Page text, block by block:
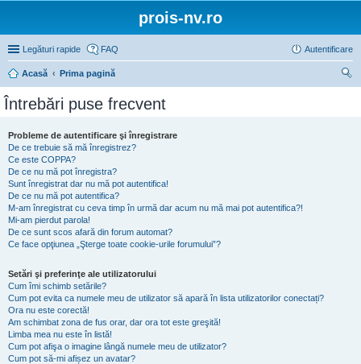
prois-nv.ro
Legături rapide FAQ Autentificare
Acasă
Prima pagină
Întrebări puse frecvent
Probleme de autentificare şi înregistrare
De ce trebuie să mă înregistrez?
Ce este COPPA?
De ce nu mă pot înregistra?
Sunt înregistrat dar nu mă pot autentifica!
De ce nu mă pot autentifica?
M-am înregistrat cu ceva timp în urmă dar acum nu mă mai pot autentifica?!
Mi-am pierdut parola!
De ce sunt scos afară din forum automat?
Ce face opţiunea „Şterge toate cookie-urile forumului”?
Setări şi preferinţe ale utilizatorului
Cum îmi schimb setările?
Cum pot evita ca numele meu de utilizator să apară în lista utilizatorilor conectați?
Ora nu este corectă!
Am schimbat zona de fus orar, dar ora tot este greşită!
Limba mea nu este în listă!
Cum pot afişa o imagine lângă numele meu de utilizator?
Cum pot să-mi afișez un avatar?